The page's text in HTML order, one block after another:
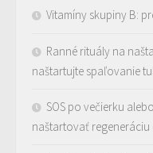
Vitamíny skupiny B:
Ranné rituály na
naštartujte spaľovanie
SOS po večierku
naštartovať regeneráciu